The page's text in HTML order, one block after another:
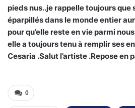
pieds nus..je rappelle toujours que
éparpillés dans le monde entier
pour qu’elle reste en vie parmi
elle a toujours tenu à remplir ses
Cesaria .Salut l’artiste .Repose en
0